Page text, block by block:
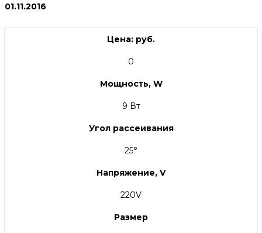
01.11.2016
Цена: руб.
0
Мощность, W
9 Вт
Угол рассеивания
25°
Напряжение, V
220V
Размер